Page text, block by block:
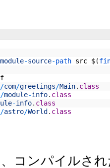
module-source-path src $(
f
/com/greetings/Main. class
/module-info. class
-info. class
/astro/World . class
コンパイルさ